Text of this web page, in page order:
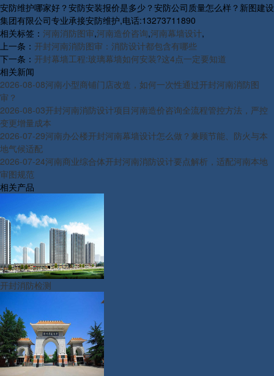
安防维护哪家好？安防安装报价是多少？安防公司质量怎么样？新图建设
集团有限公司专业承接安防维护,电话:13273711890
相关标签： 河南消防图审,河南造价咨询,河南幕墙设计,
上一条： 开封河南消防图审：消防设计都包含有哪些
下一条： 开封幕墙工程:玻璃幕墙如何安装?这4点一定要知道
相关新闻
2026-08-08河南小型商铺门店改造，如何一次性通过开封河南消防图
审？
2026-08-03开封河南消防设计项目河南造价咨询全流程管控方法，严控
变更增量成本
2026-07-29河南办公楼开封河南幕墙设计怎么做？兼顾节能、防火与本
地气候适配
2026-07-24河南商业综合体开封河南消防设计要点解析，适配河南本地
审图规范
相关产品
开封消防检测